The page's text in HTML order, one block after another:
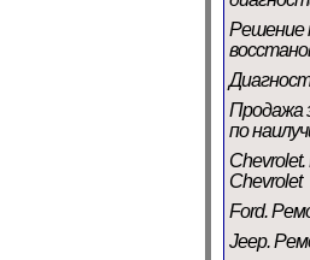
Решение
Продажа
по
Chevrolet
Ford.
Jeep.